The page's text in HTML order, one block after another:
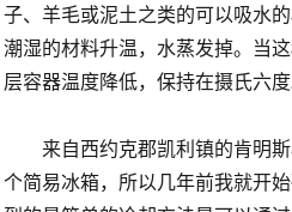
子、羊毛或泥土之类的可以吸水
潮湿的材料升温，水蒸发掉。当
层容器温度降低，保持在摄氏六
来自西约克郡凯利镇的肯明斯
个简易冰箱，所以几年前我就开